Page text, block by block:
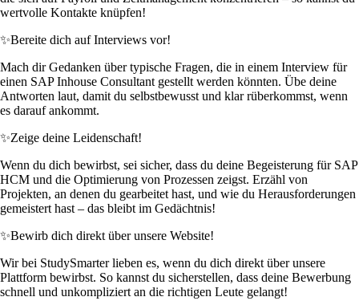
wertvolle Kontakte knüpfen!
✨Bereite dich auf Interviews vor!
Mach dir Gedanken über typische Fragen, die in einem Interview für
einen SAP Inhouse Consultant gestellt werden könnten. Übe deine
Antworten laut, damit du selbstbewusst und klar rüberkommst, wenn
es darauf ankommt.
✨Zeige deine Leidenschaft!
Wenn du dich bewirbst, sei sicher, dass du deine Begeisterung für SAP
HCM und die Optimierung von Prozessen zeigst. Erzähl von
Projekten, an denen du gearbeitet hast, und wie du Herausforderungen
gemeistert hast – das bleibt im Gedächtnis!
✨Bewirb dich direkt über unsere Website!
Wir bei StudySmarter lieben es, wenn du dich direkt über unsere
Plattform bewirbst. So kannst du sicherstellen, dass deine Bewerbung
schnell und unkompliziert an die richtigen Leute gelangt!